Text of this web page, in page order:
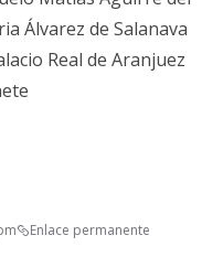
Álvarez de Salanava
Real de Aranjuez
Enlace permanente